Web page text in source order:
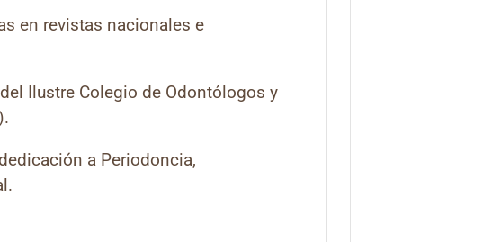
en revistas nacionales e
Ilustre Colegio de Odontólogos y
a Periodoncia,